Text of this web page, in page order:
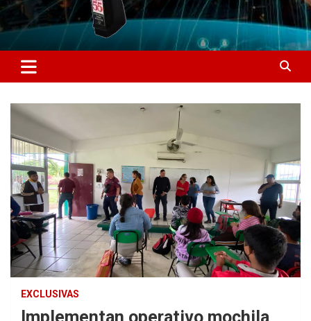
ncstv.info
Libertad informativa
EXCLUSIVAS